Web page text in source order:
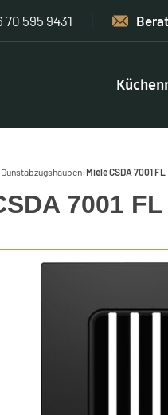
70 595 9431
Dunstabzugshauben›Miele CSDA 7001 FL
7001 FL